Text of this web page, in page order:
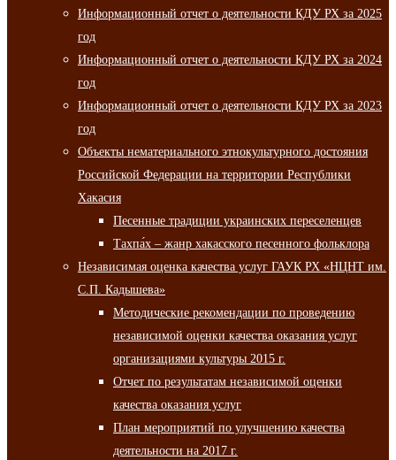
Информационный отчет о деятельности КДУ РХ за 2025
год
Информационный отчет о деятельности КДУ РХ за 2024
год
Информационный отчет о деятельности КДУ РХ за 2023
год
Объекты нематериального этнокультурного достояния
Российской Федерации на территории Республики
Хакасия
Песенные традиции украинских переселенцев
Тахпа́х – жанр хакасского песенного фольклора
Независимая оценка качества услуг ГАУК РХ «НЦНТ им.
С.П. Кадышева»
Методические рекомендации по проведению
независимой оценки качества оказания услуг
организациями культуры 2015 г.
Отчет по результатам независимой оценки
качества оказания услуг
План мероприятий по улучшению качества
деятельности на 2017 г.